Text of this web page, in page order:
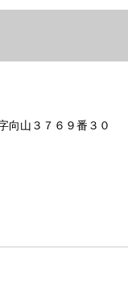
向山３７６９番３０